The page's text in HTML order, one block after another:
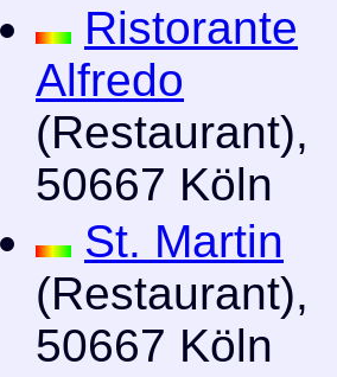
Ristorante
Alfredo
(Restaurant),
50667 Köln
St. Martin
(Restaurant),
50667 Köln